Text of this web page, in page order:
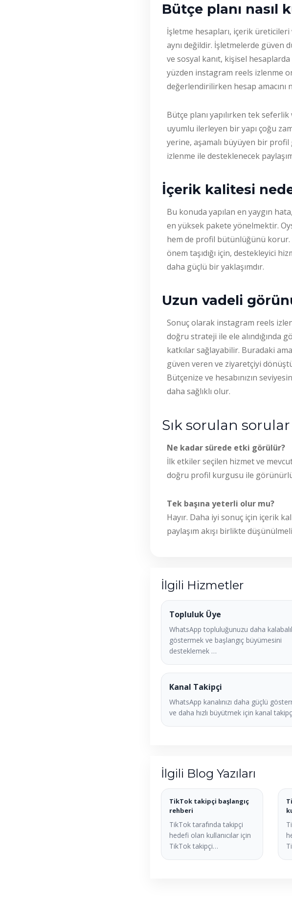
Bütçe planı nasıl
İşletme hesapları, içerik
aynı değildir. İşletmelerde
ve sosyal kanıt, kişisel
yüzden instagram reels izlenme
değerlendirilirken hesap
Bütçe planı yapılırken tek
uyumlu ilerleyen bir yapı çoğu
yerine, aşamalı büyüyen bir
izlenme ile desteklenecek
İçerik kalitesi
Bu konuda yapılan en yaygın
en yüksek pakete yönelmektir.
hem de profil bütünlüğünü korur.
önem taşıdığı için, destekleyici
daha güçlü bir yaklaşımdır.
Uzun vadeli
Sonuç olarak instagram reels
doğru strateji ile ele alındığında
katkılar sağlayabilir. Buradaki
güven veren ve ziyaretçiyi
Bütçenize ve hesabınızın
daha sağlıklı olur.
Sık sorulan sorular
Ne kadar sürede etki görülür?
İlk etkiler seçilen hizmet ve
doğru profil kurgusu ile
Tek başına yeterli olur mu?
Hayır. Daha iyi sonuç için içerik
paylaşım akışı birlikte
İlgili Hizmetler
Topluluk Üye
WhatsApp topluluğunuzu daha
göstermek ve başlangıç büyümesini
desteklemek …
Kanal Takipçi
WhatsApp kanalınızı daha güçlü
ve daha hızlı büyütmek için kanal
İlgili Blog Yazıları
TikTok takipçi başlangıç
rehberi
TikTok tarafında takipçi
hedefi olan kullanıcılar için
TikTok takipçi…